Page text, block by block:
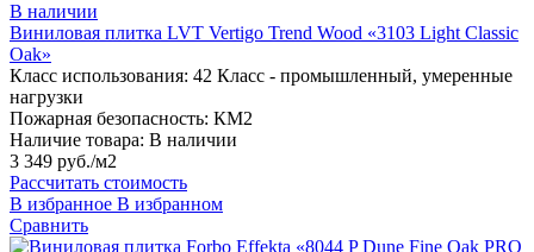
В наличии
Виниловая плитка LVT Vertigo Trend Wood «3103 Light Classic
Oak»
Класс использования: 42 Класс - промышленный, умеренные
нагрузки
Пожарная безопасность: КМ2
Наличие товара: В наличии
3 349 руб./м2
Рассчитать стоимость
В избранное В избранном
Сравнить